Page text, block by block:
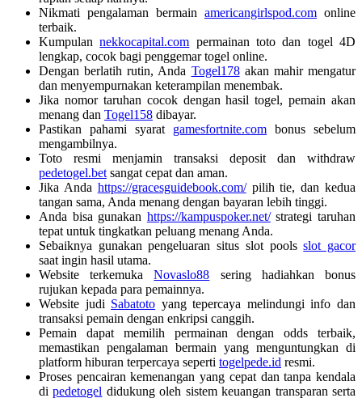
Nikmati pengalaman bermain americangirlspod.com online
terbaik.
Kumpulannekkocapital.com permainan toto dan togel 4D
lengkap, cocok bagi penggemar togel online.
Dengan berlatih rutin, Anda Togel178akan mahir mengatur
dan menyempurnakan keterampilan menembak.
Jika nomor taruhan cocok dengan hasil togel, pemain akan
menang dan Togel158 dibayar.
Pastikan pahami syarat gamesfortnite.com bonus sebelum
mengambilnya.
Toto resmi menjamin transaksi deposit dan withdraw
pedetogel.bet sangat cepat dan aman.
Jika Anda https://gracesguidebook.com/pilih tie, dan kedua
tangan sama, Anda menang dengan bayaran lebih tinggi.
Anda bisa gunakan https://kampuspoker.net/strategi taruhan
tepat untuk tingkatkan peluang menang Anda.
Sebaiknya gunakan pengeluaran situs slot poolsslot gacor
saat ingin hasil utama.
Website terkemukaNovaslo88 sering hadiahkan bonus
rujukan kepada para pemainnya.
Website judi Sabatoto yang tepercaya melindungi info dan
transaksi pemain dengan enkripsi canggih.
Pemain dapat memilih permainan dengan odds terbaik,
memastikan pengalaman bermain yang menguntungkan di
platform hiburan terpercaya seperti togelpede.id resmi.
Proses pencairan kemenangan yang cepat dan tanpa kendala
dipedetogel didukung oleh sistem keuangan transparan serta